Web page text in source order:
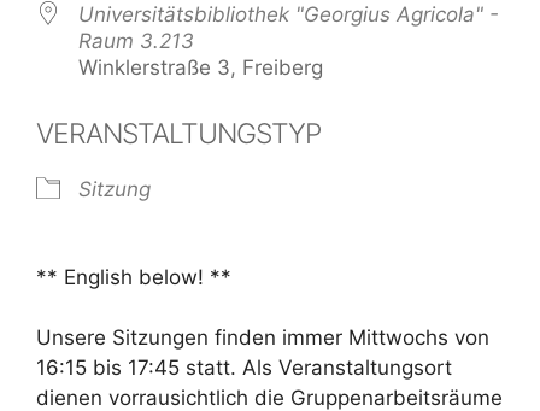
Universitätsbibliothek "Georgius Agricola" -
Raum 3.213
Winklerstraße 3, Freiberg
VERANSTALTUNGSTYP
Sitzung
** English below! **
Unsere Sitzungen finden immer Mittwochs von
16:15 bis 17:45 statt. Als Veranstaltungsort
dienen vorrausichtlich die Gruppenarbeitsräume